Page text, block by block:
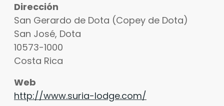
Dirección
San Gerardo de Dota (Copey de Dota)
San José, Dota
10573-1000
Costa Rica
Web
http://www.suria-lodge.com/